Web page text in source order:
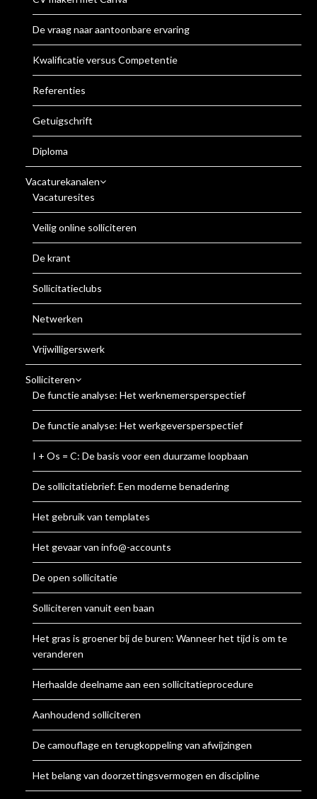
De vraag naar aantoonbare ervaring
Kwalificatie versus Competentie
Referenties
Getuigschrift
Diploma
Vacaturekanalen
Vacaturesites
Veilig online solliciteren
De krant
Sollicitatieclubs
Netwerken
Vrijwilligerswerk
Solliciteren
De functie analyse: Het werknemersperspectief
De functie analyse: Het werkgeversperspectief
I + Os = C: De basis voor een duurzame loopbaan
De sollicitatiebrief: Een moderne benadering
Het gebruik van templates
Het gevaar van info@-accounts
De open sollicitatie
Solliciteren vanuit een baan
Het gras is groener bij de buren: Wanneer het tijd is om te
veranderen
Herhaalde deelname aan een sollicitatieprocedure
Aanhoudend solliciteren
De camouflage en terugkoppeling van afwijzingen
Het belang van doorzettingsvermogen en discipline